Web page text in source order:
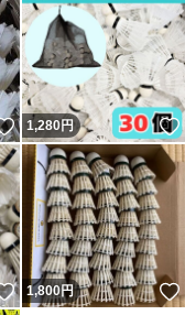
いいね！
1,280円
いいね！
1,800円